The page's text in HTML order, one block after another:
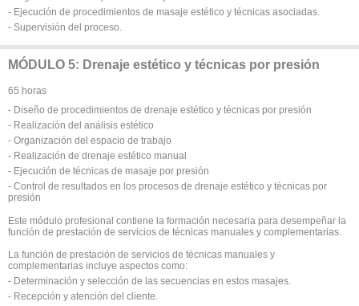
- Ejecución de procedimientos de masaje estético y técnicas asociadas.
- Supervisión del proceso.
MÓDULO 5: Drenaje estético y técnicas por presión
65 horas
- Diseño de procedimientos de drenaje estético y técnicas por presión
- Realización del análisis estético
- Organización del espacio de trabajo
- Realización de drenaje estético manual
- Ejecución de técnicas de masaje por presión
- Control de resultados en los procesos de drenaje estético y técnicas por
presión
Este módulo profesional contiene la formación necesaria para desempeñar la
función de prestación de servicios de técnicas manuales y complementarias.
La función de prestación de servicios de técnicas manuales y
complementarias incluye aspectos como:
- Determinación y selección de las secuencias en estos masajes.
- Recepción y atención del cliente.